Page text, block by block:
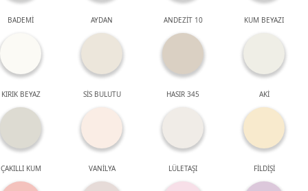
BADEMİ AYDAN ANDEZİT 10 KUM BEYAZI
KIRIK BEYAZ SİS BULUTU HASIR 345 AKİ
ÇAKILLI KUM VANİLYA LÜLETAŞI FİLDİŞİ